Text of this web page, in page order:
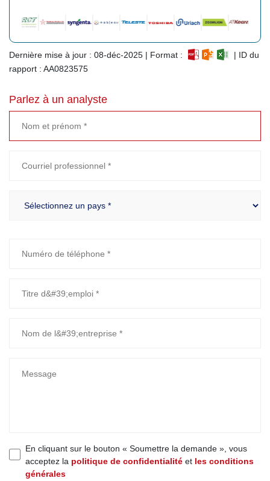
Dernière mise à jour : 08-déc-2025 | Format :
| ID du
rapport : AA0823575
Parlez à un analyste
En cliquant sur le bouton « Soumettre la demande », vous
acceptez la politique de confidentialité et les conditions
générales